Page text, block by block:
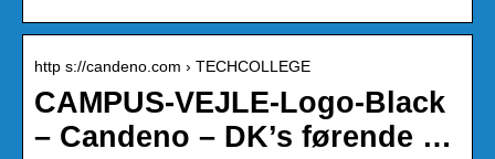
http s://candeno.com › TECHCOLLEGE
CAMPUS-VEJLE-Logo-Black
– Candeno – DK’s førende …